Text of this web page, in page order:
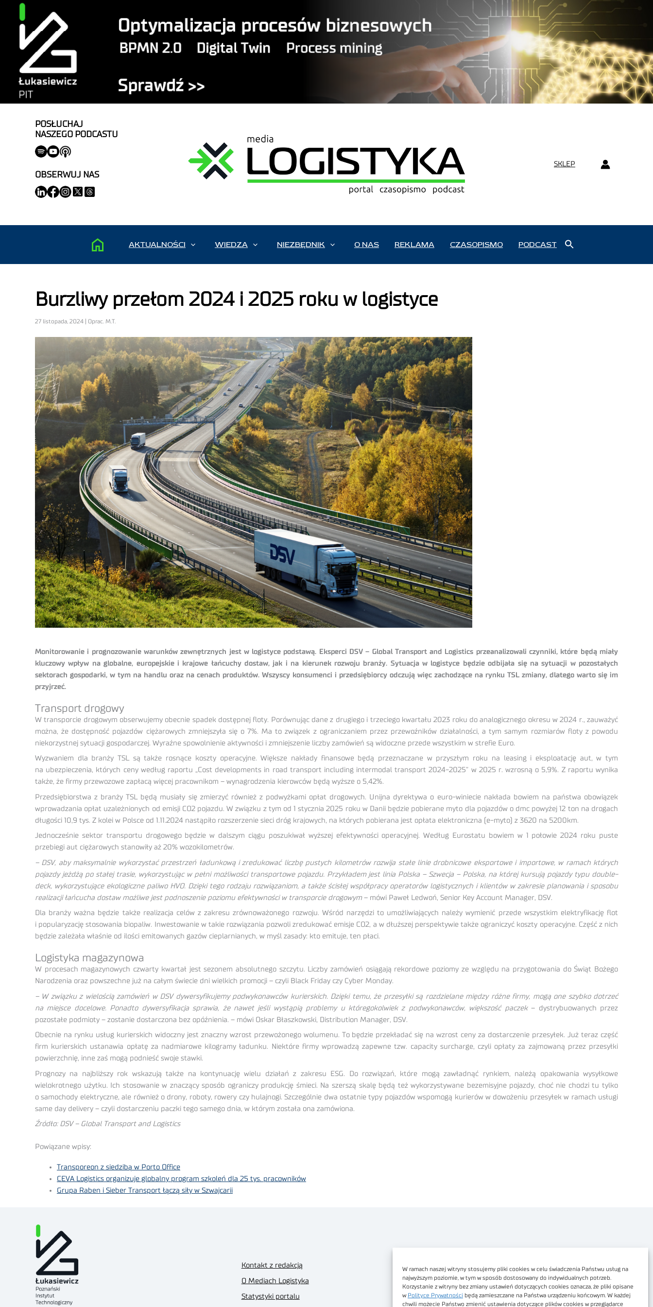
W ramach naszej witryny stosujemy pliki cookies w celu świadczenia Państwu usług na
najwyższym poziomie, w tym w sposób dostosowany do indywidualnych potrzeb.
Korzystanie z witryny bez zmiany ustawień dotyczących cookies oznacza, że pliki opisane
w Polityce Prywatności będą zamieszczane na Państwa urządzeniu końcowym. W każdej
chwili możecie Państwo zmienić ustawienia dotyczące plików cookies w przeglądarce
POSŁUCHAJ
NASZEGO PODCASTU
OBSERWUJ NAS
SKLEP
AKTUALNOŚCI WIEDZA NIEZBĘDNIK O NAS REKLAMA CZASOPISMO PODCAST
Burzliwy przełom 2024 i 2025 roku w logistyce
27 listopada, 2024 | Oprac. M.T.
Monitorowanie i prognozowanie warunków zewnętrznych jest w logistyce podstawą. Eksperci DSV – Global Transport and Logistics przeanalizowali czynniki, które będą miały
kluczowy wpływ na globalne, europejskie i krajowe łańcuchy dostaw, jak i na kierunek rozwoju branży. Sytuacja w logistyce będzie odbijała się na sytuacji w pozostałych
sektorach gospodarki, w tym na handlu oraz na cenach produktów. Wszyscy konsumenci i przedsiębiorcy odczują więc zachodzące na rynku TSL zmiany, dlatego warto się im
przyjrzeć.
Transport drogowy
W transporcie drogowym obserwujemy obecnie spadek dostępnej floty. Porównując dane z drugiego i trzeciego kwartału 2023 roku do analogicznego okresu w 2024 r., zauważyć
można, że dostępność pojazdów ciężarowych zmniejszyła się o 7%. Ma to związek z ograniczaniem przez przewoźników działalności, a tym samym rozmiarów floty z powodu
niekorzystnej sytuacji gospodarczej. Wyraźne spowolnienie aktywności i zmniejszenie liczby zamówień są widoczne przede wszystkim w strefie Euro.
Wyzwaniem dla branży TSL są także rosnące koszty operacyjne. Większe nakłady finansowe będą przeznaczane w przyszłym roku na leasing i eksploatację aut, w tym
na ubezpieczenia, których ceny według raportu „Cost developments in road transport including intermodal transport 2024-2025” w 2025 r. wzrosną o 5,9%. Z raportu wynika
także, że firmy przewozowe zapłacą więcej pracownikom – wynagrodzenia kierowców będą wyższe o 5,42%.
Przedsiębiorstwa z branży TSL będą musiały się zmierzyć również z podwyżkami opłat drogowych. Unijna dyrektywa o euro-winiecie nakłada bowiem na państwa obowiązek
wprowadzania opłat uzależnionych od emisji CO2 pojazdu. W związku z tym od 1 stycznia 2025 roku w Danii będzie pobierane myto dla pojazdów o dmc powyżej 12 ton na drogach
długości 10,9 tys. Z kolei w Polsce od 1.11.2024 nastąpiło rozszerzenie sieci dróg krajowych, na których pobierana jest opłata elektroniczna (e-myto) z 3620 na 5200km.
Jednocześnie sektor transportu drogowego będzie w dalszym ciągu poszukiwał wyższej efektywności operacyjnej. Według Eurostatu bowiem w 1 połowie 2024 roku puste
przebiegi aut ciężarowych stanowiły aż 20% wozokilometrów.
– DSV, aby maksymalnie wykorzystać przestrzeń ładunkową i zredukować liczbę pustych kilometrów rozwija stałe linie drobnicowe eksportowe i importowe, w ramach których
pojazdy jeżdżą po stałej trasie, wykorzystując w pełni możliwości transportowe pojazdu. Przykładem jest linia Polska – Szwecja – Polska, na której kursują pojazdy typu double-
deck, wykorzystujące ekologiczne paliwo HVO. Dzięki tego rodzaju rozwiązaniom, a także ścisłej współpracy operatorów logistycznych i klientów w zakresie planowania i sposobu
realizacji łańcucha dostaw możliwe jest podnoszenie poziomu efektywności w transporcie drogowym– mówi Paweł Ledwoń, Senior Key Account Manager, DSV.
Dla branży ważna będzie także realizacja celów z zakresu zrównoważonego rozwoju. Wśród narzędzi to umożliwiających należy wymienić przede wszystkim elektryfikację flot
i popularyzację stosowania biopaliw. Inwestowanie w takie rozwiązania pozwoli zredukować emisje CO2, a w dłuższej perspektywie także ograniczyć koszty operacyjne. Część z nich
będzie zależała właśnie od ilości emitowanych gazów cieplarnianych, w myśl zasady: kto emituje, ten płaci.
Logistyka magazynowa
W procesach magazynowych czwarty kwartał jest sezonem absolutnego szczytu. Liczby zamówień osiągają rekordowe poziomy ze względu na przygotowania do Świąt Bożego
Narodzenia oraz powszechne już na całym świecie dni wielkich promocji – czyli Black Friday czy Cyber Monday.
– W związku z wielością zamówień w DSV dywersyfikujemy podwykonawców kurierskich. Dzięki temu, że przesyłki są rozdzielane między różne firmy, mogą one szybko dotrzeć
na miejsce docelowe. Ponadto dywersyfikacja sprawia, że nawet jeśli wystąpią problemy u któregokolwiek z podwykonawców, większość paczek– dystrybuowanych przez
pozostałe podmioty – zostanie dostarczona bez opóźnienia. – mówi Oskar Błaszkowski, Distribution Manager, DSV.
Obecnie na rynku usług kurierskich widoczny jest znaczny wzrost przewożonego wolumenu. To będzie przekładać się na wzrost ceny za dostarczenie przesyłek. Już teraz część
firm kurierskich ustanawia opłatę za nadmiarowe kilogramy ładunku. Niektóre firmy wprowadzą zapewne tzw. capacity surcharge, czyli opłaty za zajmowaną przez przesyłki
powierzchnię, inne zaś mogą podnieść swoje stawki.
Prognozy na najbliższy rok wskazują także na kontynuację wielu działań z zakresu ESG. Do rozwiązań, które mogą zawładnąć rynkiem, należą opakowania wysyłkowe
wielokrotnego użytku. Ich stosowanie w znaczący sposób ograniczy produkcję śmieci. Na szerszą skalę będą też wykorzystywane bezemisyjne pojazdy, choć nie chodzi tu tylko
o samochody elektryczne, ale również o drony, roboty, rowery czy hulajnogi. Szczególnie dwa ostatnie typy pojazdów wspomogą kurierów w dowożeniu przesyłek w ramach usługi
same day delivery – czyli dostarczeniu paczki tego samego dnia, w którym została ona zamówiona.
Źródło: DSV – Global Transport and Logistics
Powiązane wpisy:
Transporeon z siedzibą w Porto Office
CEVA Logistics organizuje globalny program szkoleń dla 25 tys. pracowników
Grupa Raben i Sieber Transport łączą siły w Szwajcarii
Kontakt z redakcją
O Mediach Logistyka
Statystyki portalu
Dostępność cyfrowa
Regulamin Portalu
Regulamin sklepu